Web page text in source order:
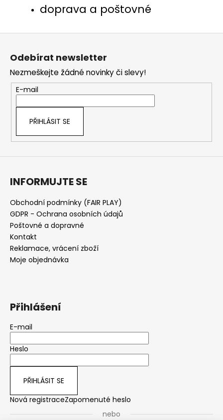
doprava a poštovné
Z
Odebírat newsletter
Nezmeškejte žádné novinky či slevy!
E-mail
PŘIHLÁSIT SE
INFORMUJTE SE
Obchodní podmínky (FAIR PLAY)
GDPR - Ochrana osobních údajů
Poštovné a dopravné
Kontakt
Reklamace, vrácení zboží
Moje objednávka
Přihlášení
E-mail
Heslo
PŘIHLÁSIT SE
Nová registraceZapomenuté heslo
nebo